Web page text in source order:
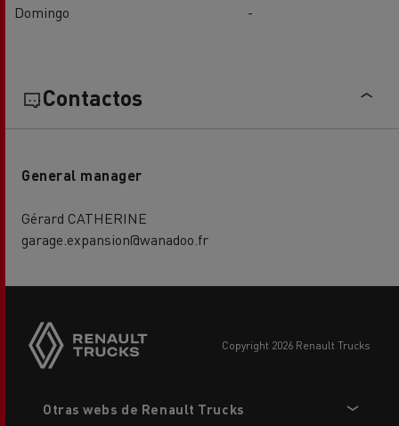
Domingo
-
Contactos
General manager
Gérard CATHERINE
garage.expansion@wanadoo.fr
copyright 2026 Renault Trucks
menu
Otras webs de Renault Trucks